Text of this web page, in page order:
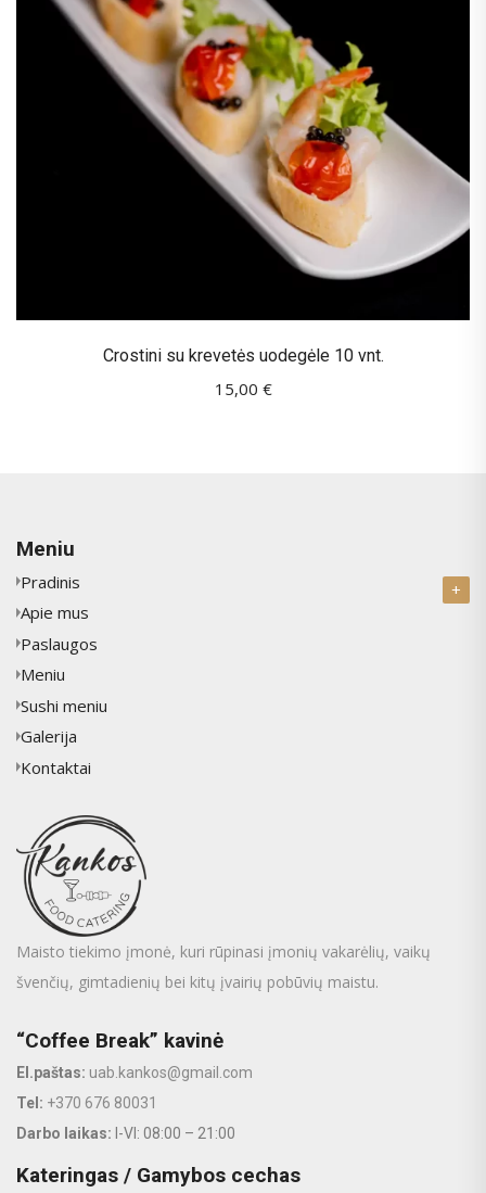
Crostini su krevetės uodegėle 10 vnt.
15,00 €
Maisto tiekimo įmonė, kuri rūpinasi įmonių vakarėlių, vaikų
švenčių, gimtadienių bei kitų įvairių pobūvių maistu.
Meniu
Pradinis
Apie mus
Paslaugos
Meniu
Sushi meniu
Galerija
Kontaktai
“Coffee Break” kavinė
El.paštas: uab.kankos@gmail.com
Tel: +370 676 80031
Darbo laikas: I-VI: 08:00 – 21:00
Kateringas / Gamybos cechas